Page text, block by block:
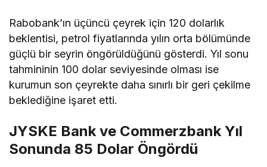
Rabobank’ın üçüncü çeyrek için 120 dolarlık
beklentisi, petrol fiyatlarında yılın orta bölümünde
güçlü bir seyrin öngörüldüğünü gösterdi. Yıl sonu
tahmininin 100 dolar seviyesinde olması ise
kurumun son çeyrekte daha sınırlı bir geri çekilme
beklediğine işaret etti.
JYSKE Bank ve Commerzbank Yıl
Sonunda 85 Dolar Öngördü